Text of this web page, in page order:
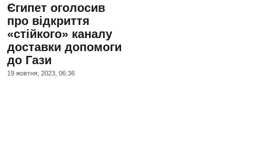
Єгипет оголосив
про відкриття
«стійкого» каналу
доставки допомоги
до Гази
19 жовтня, 2023, 06:36